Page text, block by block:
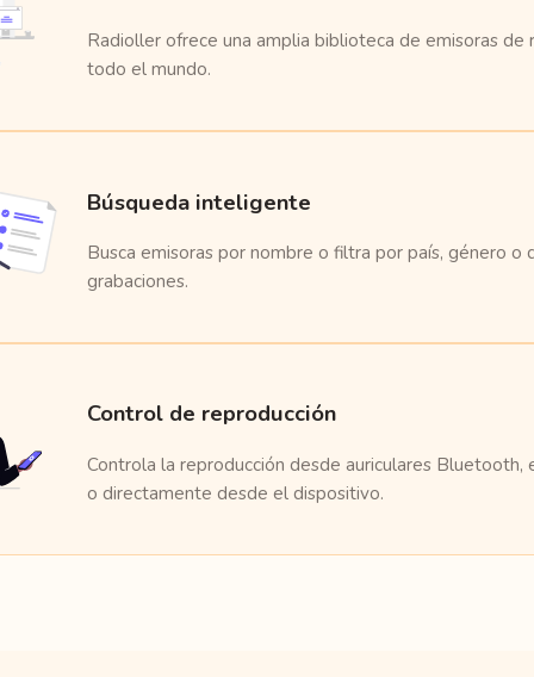
Radioller ofrece una amplia biblioteca de emisoras
todo el mundo.
Búsqueda inteligente
Busca emisoras por nombre o filtra por país, género o
grabaciones.
Control de reproducción
Controla la reproducción desde auriculares Bluetooth,
o directamente desde el dispositivo.